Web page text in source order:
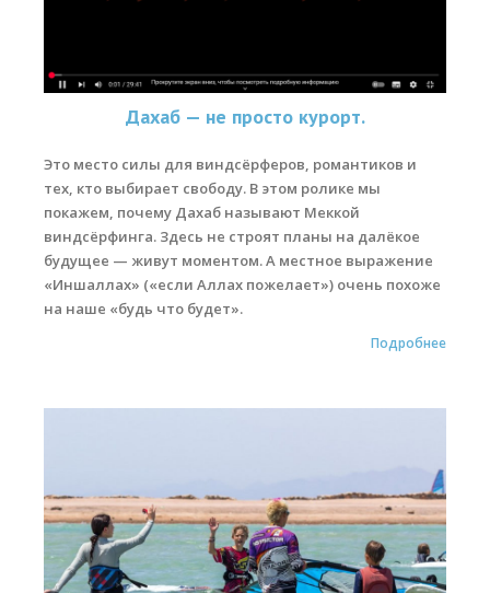
Дахаб — не просто курорт.
Это место силы для виндсёрферов, романтиков и
тех, кто выбирает свободу. В этом ролике мы
покажем, почему Дахаб называют Меккой
виндсёрфинга. Здесь не строят планы на далёкое
будущее — живут моментом. А местное выражение
«Иншаллах» («если Аллах пожелает») очень похоже
на наше «будь что будет».
Подробнее